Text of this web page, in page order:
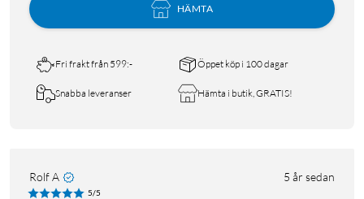
HÄMTA
Fri frakt från 599:- Öppet köp i 100 dagar
Snabba leveranser Hämta i butik, GRATIS!
Rolf A 5 år sedan
5/5